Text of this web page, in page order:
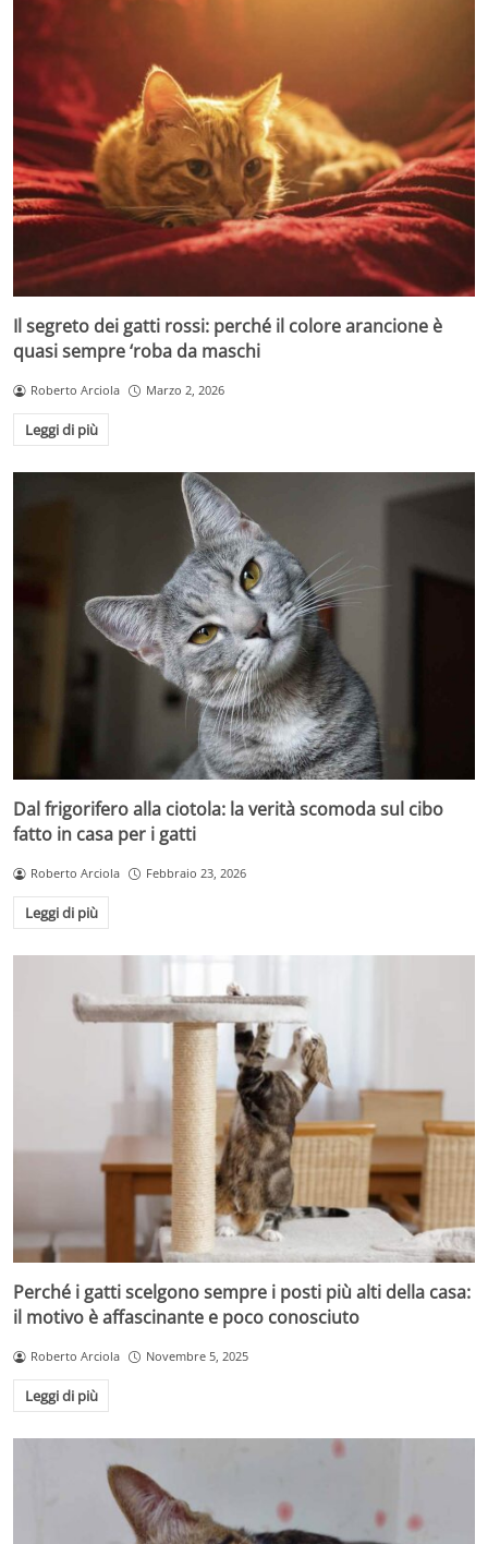
Il segreto dei gatti rossi: perché il colore arancione è
quasi sempre ‘roba da maschi
Roberto Arciola Marzo 2, 2026
Leggi di più
Dal frigorifero alla ciotola: la verità scomoda sul cibo
fatto in casa per i gatti
Roberto Arciola Febbraio 23, 2026
Leggi di più
Perché i gatti scelgono sempre i posti più alti della casa:
il motivo è affascinante e poco conosciuto
Roberto Arciola Novembre 5, 2025
Leggi di più